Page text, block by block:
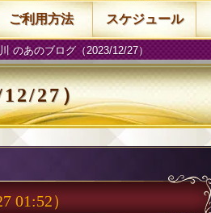
のあのブログ（2023/12/27）
27）
01:52）
ご利用方法 スケジュール